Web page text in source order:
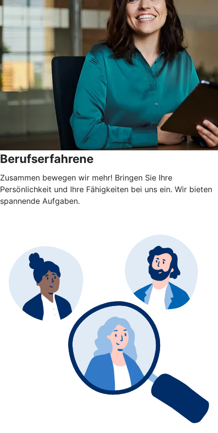
Berufserfahrene
Zusammen bewegen wir mehr! Bringen Sie Ihre
Persönlichkeit und Ihre Fähigkeiten bei uns ein. Wir bieten
spannende Aufgaben.